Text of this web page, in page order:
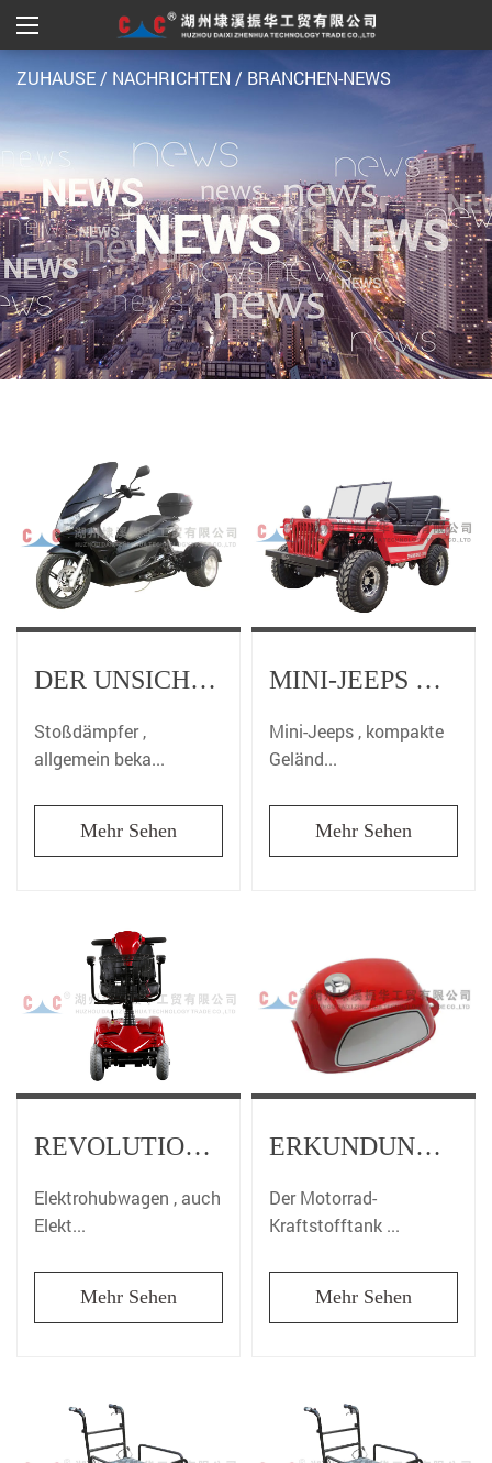
ZUHAUSE / NACHRICHTEN / BRANCHEN-NEWS
DER UNSICHTBARE HELD DER MOTORRÄDER – STOSSDÄMPFER
Stoßdämpfer ,
allgemein beka...
Mehr Sehen
MINI-JEEPS VERFÜGEN OFT ÜBER IKONISCHE DESIGNELEMENTE, DIE AN KLASSISCHE GELÄNDEFAHRZEUGE ERINNERN
Mini-Jeeps , kompakte
Geländ...
Mehr Sehen
REVOLUTIONIERUNG DES MATERIALTRANSPORTS: DER VORTEIL DES ELEKTROHUBWAGENS
Elektrohubwagen , auch
Elekt...
Mehr Sehen
ERKUNDUNG DER BEDEUTUNG DES MOTORRAD-KRAFTSTOFFTANKS
Der Motorrad-
Kraftstofftank ...
Mehr Sehen